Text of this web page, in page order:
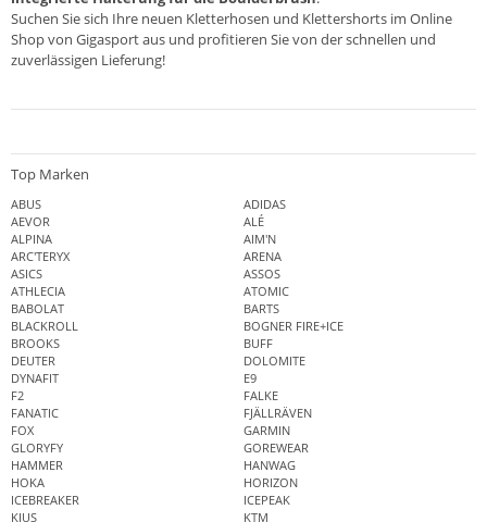
Suchen Sie sich Ihre neuen Kletterhosen und Klettershorts im Online
Shop von Gigasportaus und profitieren Sie von der schnellen und
zuverlässigen Lieferung!
Top Marken
ABUS
ADIDAS
AEVOR
ALÉ
ALPINA
AIM'N
ARC'TERYX
ARENA
ASICS
ASSOS
ATHLECIA
ATOMIC
BABOLAT
BARTS
BLACKROLL
BOGNER FIRE+ICE
BROOKS
BUFF
DEUTER
DOLOMITE
DYNAFIT
E9
F2
FALKE
FANATIC
FJÄLLRÄVEN
FOX
GARMIN
GLORYFY
GOREWEAR
HAMMER
HANWAG
HOKA
HORIZON
ICEBREAKER
ICEPEAK
KJUS
KTM